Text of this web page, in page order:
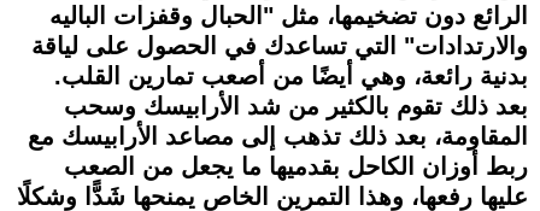
الرائع دون تضخيمها، مثل "الحبال وقفزات الباليه
والارتدادات" التي تساعدك في الحصول على لياقة
بدنية رائعة، وهي أيضًا من أصعب تمارين القلب.
بعد ذلك تقوم بالكثير من شد الأرابيسك وسحب
المقاومة، بعد ذلك تذهب إلى مصاعد الأرابيسك مع
ربط أوزان الكاحل بقدميها ما يجعل من الصعب
عليها رفعها، وهذا التمرين الخاص يمنحها شَدًّا وشكلًا